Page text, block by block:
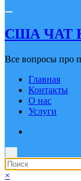
США ЧАТ
Все вопросы про
Главная
Контакты
О нас
Услуги
×